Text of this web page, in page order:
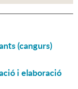
(cangurs)
i elaboració